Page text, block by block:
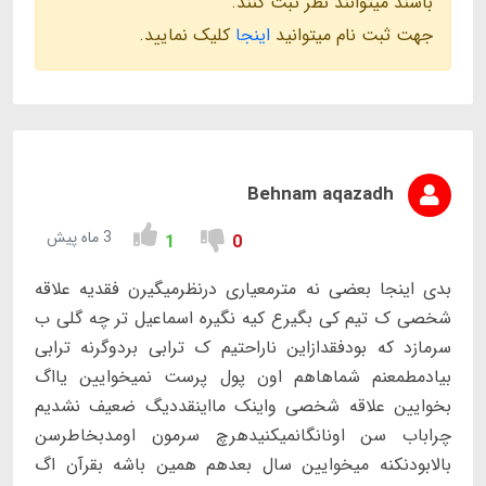
جهت ثبت نام میتوانید اینجا کلیک نمایید.
Behnam aqazadh
0
1 3 ماه پیش
بدی اینجا بعضی نه مترمعیاری درنظرمیگیرن فقدیه علاقه
شخصی ک تیم کی بگیرع کیه نگیره اسماعیل تر چه گلی ب
سرمازد که بودفقدازاین ناراحتیم ک ترابی بردوگرنه ترابی
بیادمطمعنم شماهاهم اون پول پرست نمیخوایین یااگ
بخوایین علاقه شخصی واینک مااینقددیگ ضعیف نشدیم
چراباب سن اونانگانمیکنیدهرچ سرمون اومدبخاطرسن
بالابودنکنه میخوایین سال بعدهم همین باشه بقرآن اگ